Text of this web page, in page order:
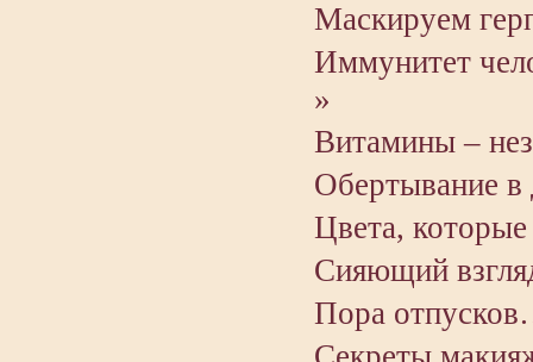
Маскируем
Иммунитет
»
Витамины –
Обертывание
Цвета,
Сияющий
Пора